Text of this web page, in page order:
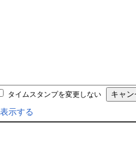
タイムスタンプを変更しない
示する